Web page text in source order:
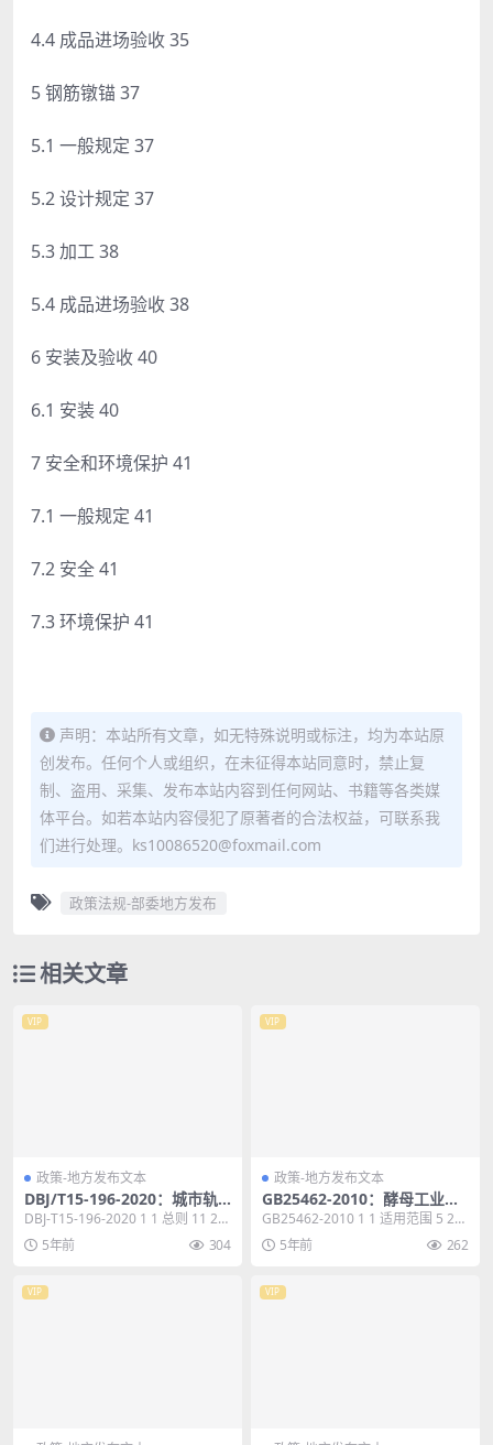
4.4 成品进场验收 35
5 钢筋镦锚 37
5.1 一般规定 37
5.2 设计规定 37
5.3 加工 38
5.4 成品进场验收 38
6 安装及验收 40
6.1 安装 40
7 安全和环境保护 41
7.1 一般规定 41
7.2 安全 41
7.3 环境保护 41
声明：本站所有文章，如无特殊说明或标注，均为本站原
创发布。任何个人或组织，在未征得本站同意时，禁止复
制、盗用、采集、发布本站内容到任何网站、书籍等各类媒
体平台。如若本站内容侵犯了原著者的合法权益，可联系我
们进行处理。ks10086520@foxmail.com
政策法规-部委地方发布
相关文章
VIP
政策-地方发布文本
DBJ/T15-196-2020：城市轨
道交通智能化系统工程质量检
测规范
DBJ-T15-196-2020 1 1 总则 11 2
术语和缩略语 12 2...
5年前 304
VIP
政策-地方发布文本
GB25462-2010：酵母工业水
污染物排放标准
GB25462-2010 1 1 适用范围 5 2
规范性引用文件 5 3 术语...
5年前 262
VIP VIP